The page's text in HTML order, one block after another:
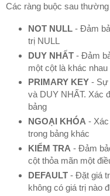
Các ràng buộc sau
NOT NULL- Đảm
trị NULL
DUY NHẤT- Đảm
một cột là khác nhau
PRIMARY KEY- Sự
và DUY NHẤT. Xác
bảng
NGOẠI KHÓA -
trong bảng khác
KIỂM TRA - Đảm
cột thỏa mãn một
DEFAULT- Đặt giá
không có giá trị nào